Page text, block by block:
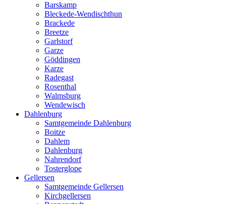
Barskamp
Bleckede-Wendischthun
Brackede
Breetze
Garlstorf
Garze
Göddingen
Karze
Radegast
Rosenthal
Walmsburg
Wendewisch
Dahlenburg
Samtgemeinde Dahlenburg
Boitze
Dahlem
Dahlenburg
Nahrendorf
Tosterglope
Gellersen
Samtgemeinde Gellersen
Kirchgellersen